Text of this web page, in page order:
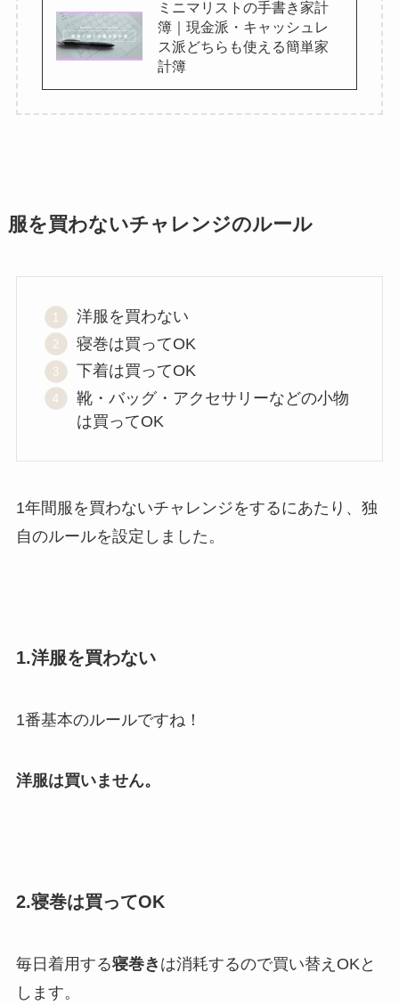
ミニマリストの手書き家計
簿｜現金派・キャッシュレ
ス派どちらも使える簡単家
計簿
服を買わないチャレンジのルール
洋服を買わない
寝巻は買ってOK
下着は買ってOK
靴・バッグ・アクセサリーなどの小物
は買ってOK
1年間服を買わないチャレンジをするにあたり、独
自のルールを設定しました。
1.洋服を買わない
1番基本のルールですね！
洋服は買いません。
2.寝巻は買ってOK
毎日着用する寝巻き は消耗するので買い替えOKと
します。